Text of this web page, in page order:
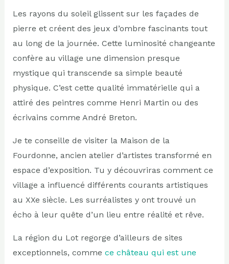
Les rayons du soleil glissent sur les façades de
pierre et créent des jeux d’ombre fascinants tout
au long de la journée. Cette luminosité changeante
confère au village une dimension presque
mystique qui transcende sa simple beauté
physique. C’est cette qualité immatérielle qui a
attiré des peintres comme Henri Martin ou des
écrivains comme André Breton.
Je te conseille de visiter la Maison de la
Fourdonne, ancien atelier d’artistes transformé en
espace d’exposition. Tu y découvriras comment ce
village a influencé différents courants artistiques
au XXe siècle. Les surréalistes y ont trouvé un
écho à leur quête d’un lieu entre réalité et rêve.
La région du Lot regorge d’ailleurs de sites
exceptionnels, comme ce château qui est une